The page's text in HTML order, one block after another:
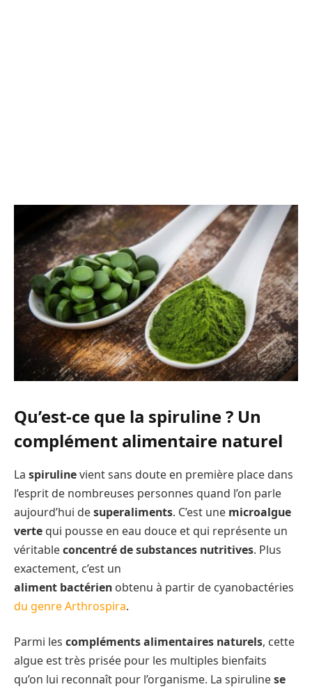
Qu’est-ce que la spiruline ? Un
complément alimentaire naturel
La spirulinevient sans doute en première place dans
l’esprit de nombreuses personnes quand l’on parle
aujourd’hui desuperaliments. C’est une microalgue
verte qui pousse en eau douce et qui représente un
véritableconcentré de substances nutritives. Plus
exactement, c’est un
aliment bactérien obtenu à partir de cyanobactéries
du genre Arthrospira.
Parmi les compléments alimentaires naturels, cette
algue est très prisée pour les multiples bienfaits
qu’on lui reconnaît pour l’organisme. La spirulinese